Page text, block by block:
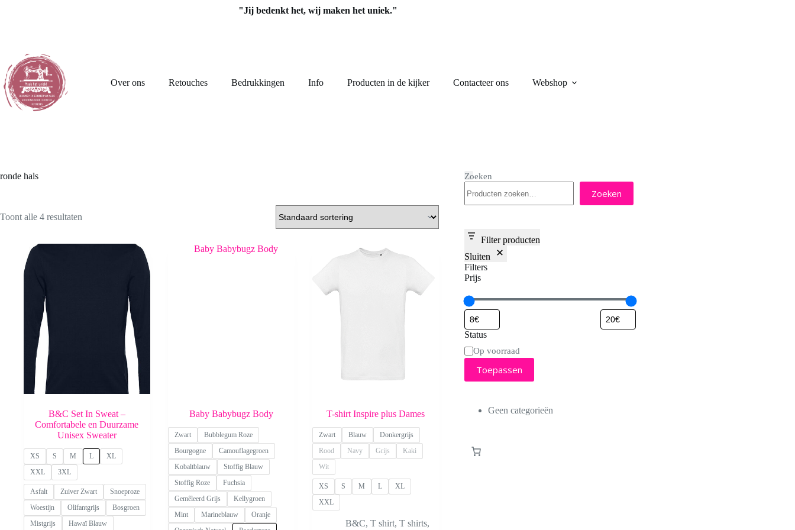
"Jij bedenkt het, wij maken het uniek."
Over ons Retouches Bedrukkingen Info Producten in de kijker Contacteer ons Webshop
ronde hals
Toont alle 4 resultaten
B&C Set In Sweat –
Comfortabele en Duurzame
Unisex Sweater
XS S M L
XL
XXL
3XL
Asfalt Zuiver Zwart
Snoeproze
Woestijn
Olifantgrijs
Bosgroen
Mistgrijs
Hawaï Blauw
Baby Babybugz Body
Zwart
Bubblegum Roze
Bourgogne
Camouflagegroen
Kobaltblauw
Stoffig Blauw
Stoffig Roze
Fuchsia
Gemêleerd Grijs
Kellygroen
Mint
Marineblauw
Oranje
T-shirt Inspire plus Dames
Zwart Blauw
Donkergrijs
Rood
Navy Grijs
Kaki
Wit
XS S M L
XL
XXL
B&C, T shirt, T shirts,
Zoeken
Zoeken
Filter producten
Sluiten
Filters
Prijs
Status
StatusOp voorraad
Toepassen
Geen categorieën